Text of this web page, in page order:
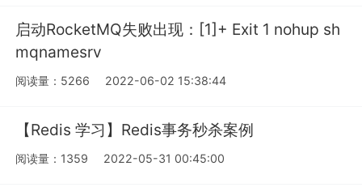
启动RocketMQ失败出现：[1]+ Exit 1 nohup sh
mqnamesrv
阅读量：5266 2022-06-02 15:38:44
【Redis 学习】Redis事务秒杀案例
阅读量：1359 2022-05-31 00:45:00